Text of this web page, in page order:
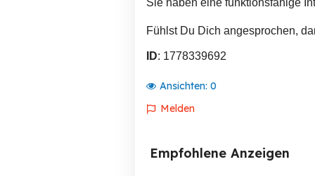
Sie haben eine funktionsfähige
Fühlst Du Dich angesprochen,
ID: 1778339692
Ansichten: 0
Melden
Empfohlene Anzeigen